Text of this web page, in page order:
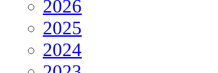
2026
2025
2024